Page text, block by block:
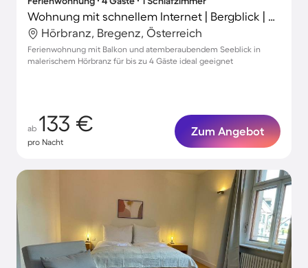
Wohnung mit schnellem Internet | Bergblick | Perfekt für die Arbeit von Zuhause
Hörbranz, Bregenz, Österreich
Ferienwohnung mit Balkon und atemberaubendem Seeblick in
malerischem Hörbranz für bis zu 4 Gäste ideal geeignet
ab 133 €
pro Nacht
Zum Angebot